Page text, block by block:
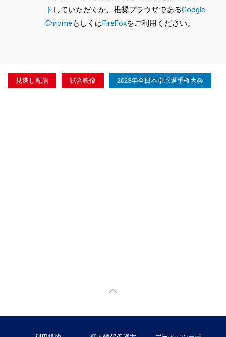
ト していただくか、推奨ブラウザであるGoogle
ChromeもしくはFireFoxをご利用ください。
見逃し配信 試合映像 2023年全日本卓球選手権大会